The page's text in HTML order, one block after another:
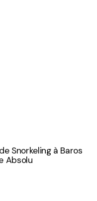
Snorkeling à Baros
Absolu